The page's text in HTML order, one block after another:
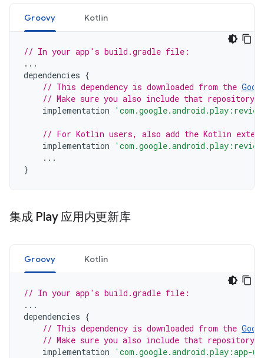
Groovy Kotlin
// In your app's build.gradle file:
...
dependencies {
// This dependency is downloaded from the
// Make sure you also include that
implementation
// For Kotlin users, also add the Kotlin
implementation
...
}
集成 Play 应用内更新库
Groovy Kotlin
// In your app's build.gradle file:
...
dependencies {
// This dependency is downloaded from the
// Make sure you also include that
implementation
'com.google.android.play:app-